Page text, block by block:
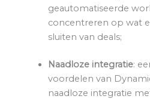
geautomatiseerde
concentreren op wat
sluiten van deals;
Naadloze integratie:
voordelen van
naadloze integratie